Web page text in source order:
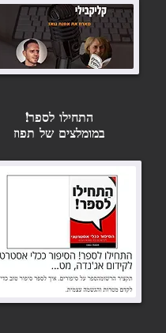
התחילו לספר!
במומלצים של תפוז